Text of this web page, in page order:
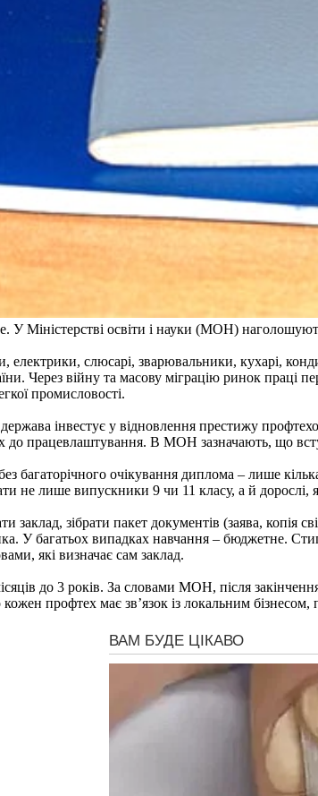
У Міністерстві освіти і науки (МОН)
електрики, слюсарі, зварювальники, кухарі,
Через війну та масову міграцію ринок праці
промисловості.
інвестує у відновлення престижу
до працевлаштування. В МОН зазначають, що
багаторічного очікування диплома – лише
не лише випускники 9 чи 11 класу, а й дорослі,
заклад, зібрати пакет документів (заява, копія
У багатьох випадках навчання – бюджетне.
які визначає сам заклад.
до 3 років. За словами МОН, після
профтех має зв’язок із локальним